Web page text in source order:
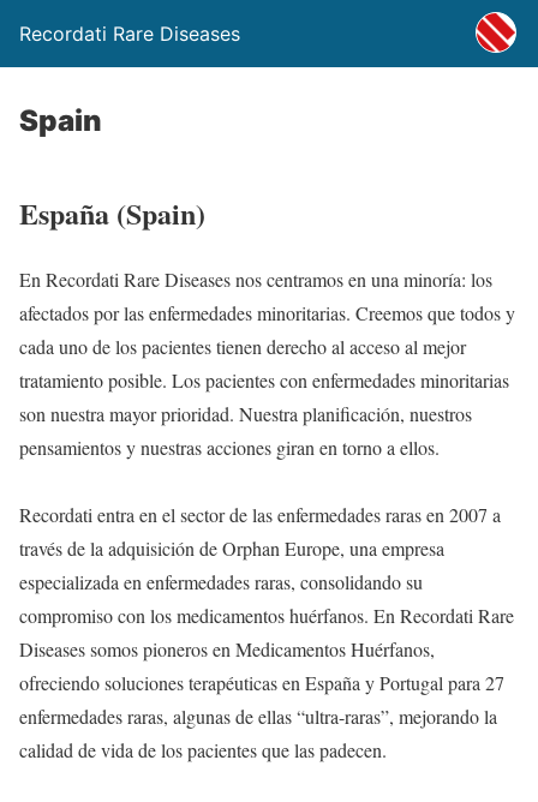
Recordati Rare Diseases
Spain
España (Spain)
En Recordati Rare Diseases nos centramos en una minoría: los
afectados por las enfermedades minoritarias. Creemos que todos y
cada uno de los pacientes tienen derecho al acceso al mejor
tratamiento posible. Los pacientes con enfermedades minoritarias
son nuestra mayor prioridad. Nuestra planificación, nuestros
pensamientos y nuestras acciones giran en torno a ellos.
Recordati entra en el sector de las enfermedades raras en 2007 a
través de la adquisición de Orphan Europe, una empresa
especializada en enfermedades raras, consolidando su
compromiso con los medicamentos huérfanos. En Recordati Rare
Diseases somos pioneros en Medicamentos Huérfanos,
ofreciendo soluciones terapéuticas en España y Portugal para 27
enfermedades raras, algunas de ellas “ultra-raras”, mejorando la
calidad de vida de los pacientes que las padecen.